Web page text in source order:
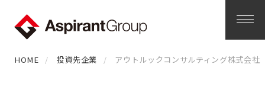
HOME 投資先企業 アウトルックコンサルティング株式会社